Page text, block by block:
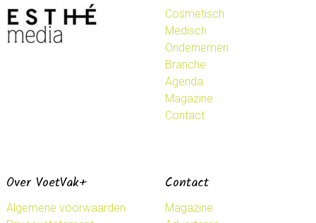
Cosmetisch
Medisch
Ondernemen
Branche
Agenda
Magazine
Contact
Over VoetVak+
Algemene voorwaarden
Contact
Magazine